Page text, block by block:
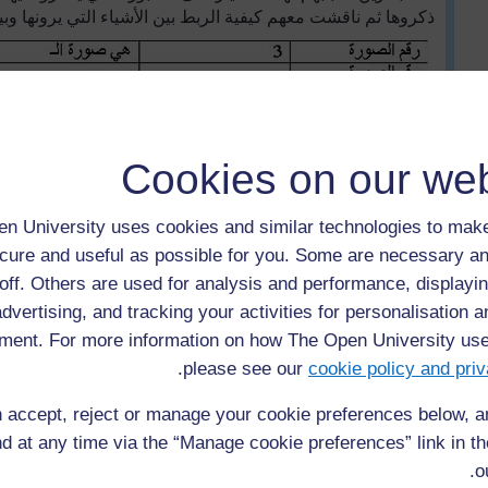
Cookies on our
University uses cookies and similar technologies to
and useful as possible for you. Some are necessary
Others are used for analysis and performance,
and tracking your activities for personalisation
For more information on how The Open University
please see our cookie policy and
.
accept, reject or manage your cookie preferences below,
at any time via the “Manage cookie preferences” link in
ذكروها ثم ناقشت معهم كيفية الربط بين الأشياء التي
نشاط رقم ٢:قصتي والتسلسل الزمني
قبل الدرس، اقرأ عن الأسلاف وشجرة الأسرة. (المصدر رقم3 .
في البداية، ناقش أهمية معرفة التلميذ لأفراد اسرته ثم أفراد
وضح ماذا تعني شجرة الأسرة.
أطلب من التلاميذ أن يحددوا عضواً من أعضاء الأسرة الممتدة ثم
والوالدة، ثم ومكان ميلاده ومسكنه وعلاقة قرابته مع
أسرهم تزويدهم ببعض المعلومات حول هذه العلاقات. أعطهم